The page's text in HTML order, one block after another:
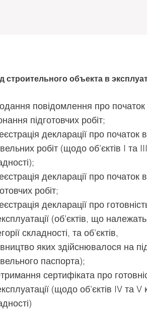
строительного объекта в
повідомлення про початок
підготовчих робіт;
декларації про початок
робіт (щодо об’єктів I та III
декларації про початок
робіт;
декларації про
(об’єктів, що
складності, та об’єктів,
яких здійснювалося на
паспорта);
сертифіката про
(щодо об’єктів IV та V